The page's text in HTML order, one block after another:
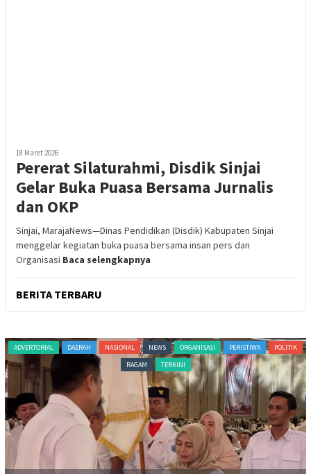
18 Maret 2026
Pererat Silaturahmi, Disdik Sinjai
Gelar Buka Puasa Bersama Jurnalis
dan OKP
Sinjai, MarajaNews—Dinas Pendidikan (Disdik) Kabupaten Sinjai
menggelar kegiatan buka puasa bersama insan pers dan
Organisasi Baca selengkapnya
BERITA TERBARU
ADVERTORIAL DAERAH NASIONAL NEWS ORGANISASI PERISTIWA
POLITIK
RAGAM
TERKINI